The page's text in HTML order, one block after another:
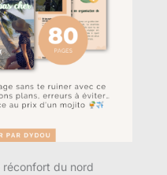
réconfort du nord